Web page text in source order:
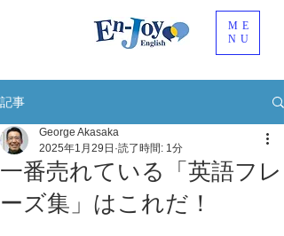
ME
NU
記事
一番売れている「英語フレ
ーズ集」はこれだ！
George Akasaka
2025年1月29日 読了時間: 1分